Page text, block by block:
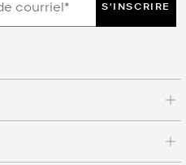
S'INSCRIRE